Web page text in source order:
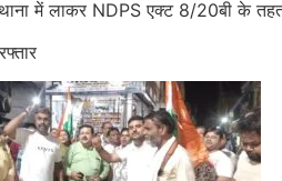
में लाकर NDPS एक्ट 8/20बी के तहत